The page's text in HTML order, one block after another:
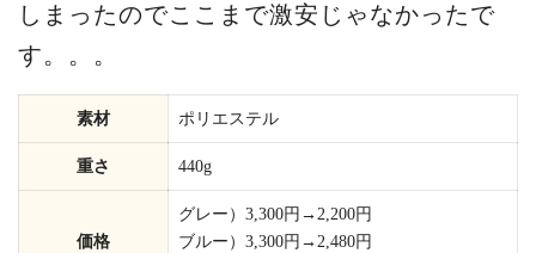
しまったのでここまで激安じゃなかったで
す。。。
素材 ポリエステル
重さ 440g
価格
グレー）3,300円→2,200円
ブルー）3,300円→2,480円